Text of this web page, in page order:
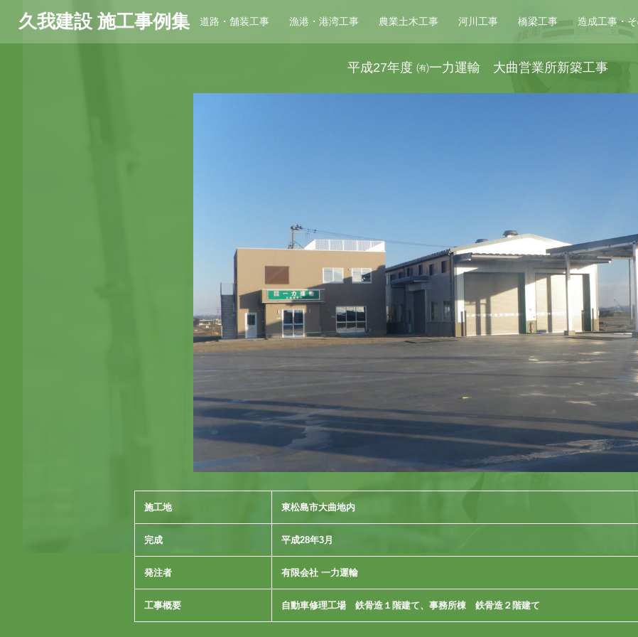
久我建設 施工事例集 道路・舗装工事 漁港・港湾工事 農業土木工事 河川工事 橋梁工事 造成工事・
平成27年度 ㈲一力運輸 大曲営業所新築工事
施工地 東松島市大曲地内
完成 平成28年3月
発注者 有限会社 一力運輸
工事概要 自動車修理工場 鉄骨造１階建て、事務所棟 鉄骨造２階建て